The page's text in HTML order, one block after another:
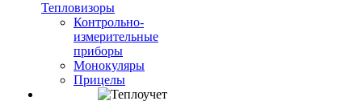
Тепловизоры
Контрольно-
измерительные
приборы
Монокуляры
Прицелы